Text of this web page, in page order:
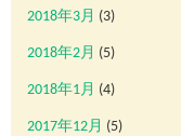
2018年3月 (3)
2018年2月 (5)
2018年1月 (4)
2017年12月 (5)